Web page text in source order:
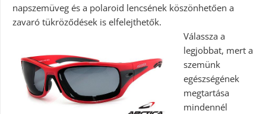
napszemüveg és a polaroid lencsének köszönhetően a
zavaró tükröződések is elfelejthetők.
Válassza a
legjobbat, mert a
szemünk
egészségének
megtartása
mindennél